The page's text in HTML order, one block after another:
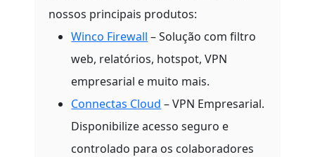
nossos principais produtos:
Winco Firewall – Solução com filtro
web, relatórios, hotspot, VPN
empresarial e muito mais.
Connectas Cloud – VPN Empresarial.
Disponibilize acesso seguro e
controlado para os colaboradores